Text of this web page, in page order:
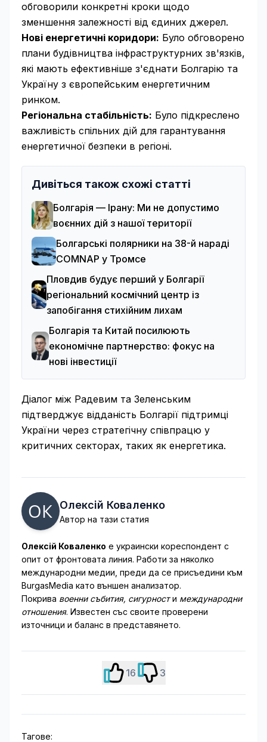
обговорили конкретні кроки щодо
зменшення залежності від єдиних джерел.
Нові енергетичні коридори: Було обговорено
плани будівництва інфраструктурних зв'язків,
які мають ефективніше з'єднати Болгарію та
Україну з європейським енергетичним
ринком.
Регіональна стабільність: Було підкреслено
важливість спільних дій для гарантування
енергетичної безпеки в регіоні.
Дивіться також схожі статті
Болгарія — Ірану: Ми не допустимо
воєнних дій з нашої території
Болгарські полярники на 38-й нараді
COMNAP у Тромсе
Пловдив будує перший у Болгарії
регіональний космічний центр із
запобігання стихійним лихам
Болгарія та Китай посилюють
економічне партнерство: фокус на
нові інвестиції
Діалог між Радевим та Зеленським
підтверджує відданість Болгарії підтримці
України через стратегічну співпрацю у
критичних секторах, таких як енергетика.
Олексій Коваленко
Автор на тази статия
Олексій Коваленко е украински кореспондент с
опит от фронтовата линия. Работи за няколко
международни медии, преди да се присъедини към
BurgasMedia като външен анализатор.
Покрива военни събития, сигурности международни
отношения. Известен със своите проверени
източници и баланс в представянето.
16 3
Тагове: